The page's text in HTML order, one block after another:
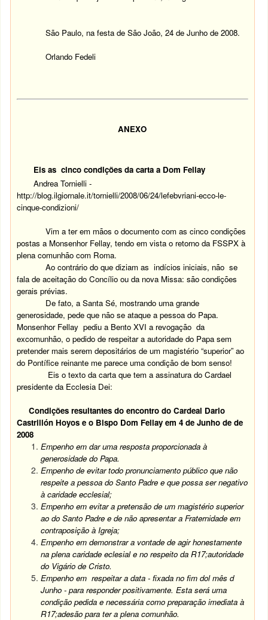
São Paulo, na festa de São João, 24 de Junho de 2008.
Orlando Fedeli
ANEXO
Eis as cinco condições da carta a Dom Fellay
Andrea Tornielli -
http://blog.ilgiornale.it/tornielli/2008/06/24/lefebvriani-ecco-le-
cinque-condizioni/
Vim a ter em mãos o documento com as cinco condições
postas a Monsenhor Fellay, tendo em vista o retorno da FSSPX à
plena comunhão com Roma.
Ao contrário do que diziam as indícios iniciais, não se
fala de aceitação do Concílio ou da nova Missa: são condições
gerais prévias.
De fato, a Santa Sé, mostrando uma grande
generosidade, pede que não se ataque a pessoa do Papa.
Monsenhor Fellay pediu a Bento XVI a revogação da
excomunhão, o pedido de respeitar a autoridade do Papa sem
pretender mais serem depositários de um magistério “superior” ao
do Pontífice reinante me parece uma condição de bom senso!
Eis o texto da carta que tem a assinatura do Cardael
presidente da Ecclesia Dei:
Condições resultantes do encontro do Cardeal Dario
Castrillón Hoyos e o Bispo Dom Fellay em 4 de Junho de de
2008
Empenho em dar uma resposta proporcionada à
generosidade do Papa.
Empenho de evitar todo pronunciamento público que não
respeite a pessoa do Santo Padre e que possa ser negativo
à caridade ecclesial;
Empenho em evitar a pretensão de um magistério superior
ao do Santo Padre e de não apresentar a Fraternidade em
contraposição à Igreja;
Empenho em demonstrar a vontade de agir honestamente
na plena caridade eclesial e no respeito da R17;autoridade
do Vigário de Cristo.
Empenho em respeitar a data - fixada no fim dol mês d
Junho - para responder positivamente. Esta será uma
condição pedida e necessária como preparação imediata à
R17;adesão para ter a plena comunhão.